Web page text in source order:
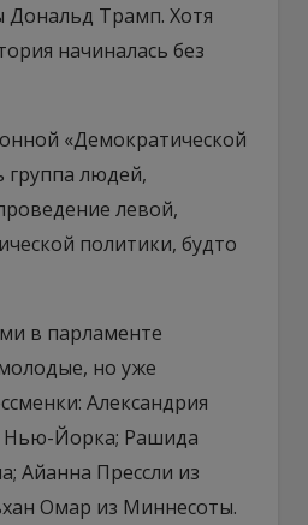
Дональд Трамп. Хотя
начиналась без
«Демократической
группа людей,
левой,
политики, будто
в парламенте
но уже
Александрия
Нью-Йорка; Рашида
Айанна Прессли из
Омар из Миннесоты.